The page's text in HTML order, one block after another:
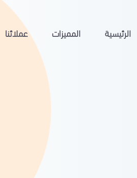
الرئيسية المميزات عملائنا